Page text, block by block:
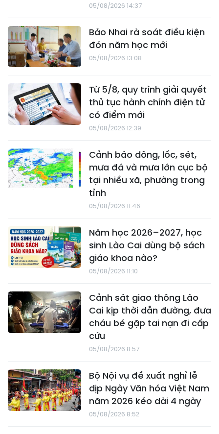
05/08/2026 14:37
Bảo Nhai rà soát điều kiện
đón năm học mới
05/08/2026 13:08
Từ 5/8, quy trình giải quyết
thủ tục hành chính điện tử
có điểm mới
05/08/2026 12:39
Cảnh báo dông, lốc, sét,
mưa đá và mưa lớn cục bộ
tại nhiều xã, phường trong
tỉnh
05/08/2026 11:46
Năm học 2026–2027, học
sinh Lào Cai dùng bộ sách
giáo khoa nào?
05/08/2026 11:10
Cảnh sát giao thông Lào
Cai kịp thời dẫn đường, đưa
cháu bé gặp tai nạn đi cấp
cứu
05/08/2026 8:57
Bộ Nội vụ đề xuất nghỉ lễ
dịp Ngày Văn hóa Việt Nam
năm 2026 kéo dài 4 ngày
05/08/2026 8:52